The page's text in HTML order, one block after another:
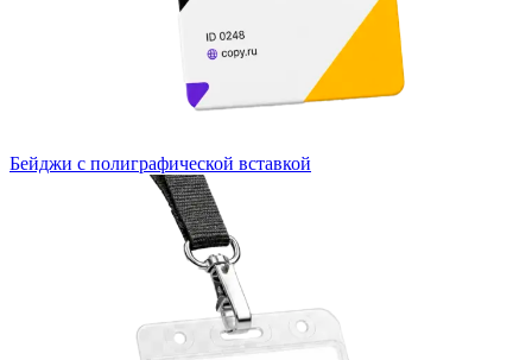
Бейджи с полиграфической вставкой